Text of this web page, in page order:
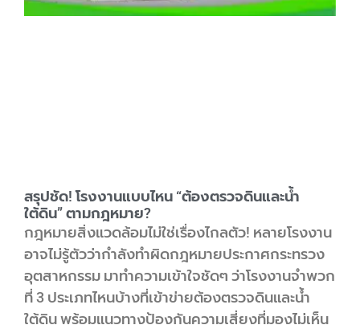
สรุปชัด! โรงงานแบบไหน “ต้องตรวจดินและน้ำ
ใต้ดิน” ตามกฎหมาย?
กฎหมายสิ่งแวดล้อมไม่ใช่เรื่องไกลตัว! หลายโรงงาน
อาจไม่รู้ตัวว่ากำลังทำผิดกฎหมายประกาศกระทรวง
อุตสาหกรรม มาทำความเข้าใจชัดๆ ว่าโรงงานจำพวก
ที่ 3 ประเภทไหนบ้างที่เข้าข่ายต้องตรวจดินและน้ำ
ใต้ดิน พร้อมแนวทางป้องกันความเสี่ยงที่มองไม่เห็น